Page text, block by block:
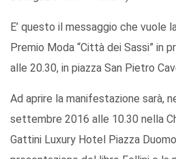
E’ questo il messaggio che vuole
Premio Moda “Città dei Sassi” in
alle 20.30, in piazza San Pietro
Ad aprire la manifestazione sarà,
settembre 2016 alle 10.30 nella
Gattini Luxury Hotel Piazza